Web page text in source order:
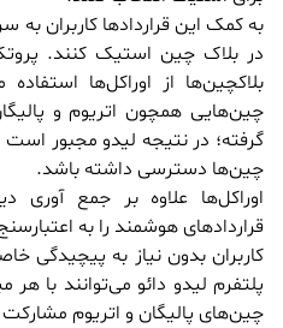
به کمک این قراردادها کاربران به
بلاکچین‌ها از اوراکل‌ها
چین‌هایی همچون اتریوم و
گرفته؛ در نتیجه لیدو مجبور است
چین‌ها دسترسی داشته باشد.
اوراکل‌ها علاوه بر جمع آوری
قراردادهای هوشمند را به
کاربران بدون نیاز به پیچیدگی
پلتفرم لیدو دائو می‌توانند با
چین‌های پالیگان و اتریوم مشارکت